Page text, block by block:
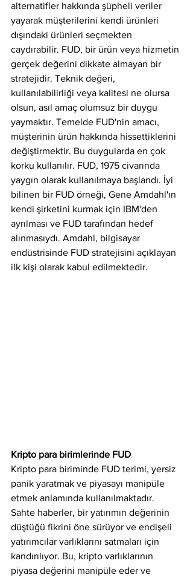
alternatifler hakkında şüpheli veriler
yayarak müşterilerini kendi ürünleri
dışındaki ürünleri seçmekten
caydırabilir. FUD, bir ürün veya hizmetin
gerçek değerini dikkate almayan bir
stratejidir. Teknik değeri,
kullanılabilirliği veya kalitesi ne olursa
olsun, asıl amaç olumsuz bir duygu
yaymaktır. Temelde FUD'nin amacı,
müşterinin ürün hakkında hissettiklerini
değiştirmektir. Bu duygularda en çok
korku kullanılır. FUD, 1975 civarında
yaygın olarak kullanılmaya başlandı. İyi
bilinen bir FUD örneği, Gene Amdahl'ın
kendi şirketini kurmak için IBM'den
ayrılması ve FUD tarafından hedef
alınmasıydı. Amdahl, bilgisayar
endüstrisinde FUD stratejisini açıklayan
ilk kişi olarak kabul edilmektedir.
Kripto para birimlerinde FUD
Kripto para biriminde FUD terimi, yersiz
panik yaratmak ve piyasayı manipüle
etmek anlamında kullanılmaktadır.
Sahte haberler, bir yatırımın değerinin
düştüğü fikrini öne sürüyor ve endişeli
yatırımcılar varlıklarını satmaları için
kandırılıyor. Bu, kripto varlıklarının
piyasa değerini manipüle eder ve